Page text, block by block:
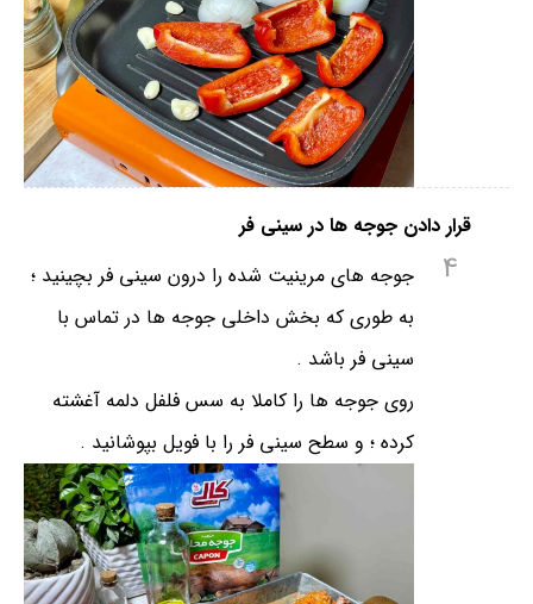
قرار دادن جوجه ها در سینی فر
4
جوجه های مرینیت شده را درون سینی فر بچینید ؛
به طوری که بخش داخلی جوجه ها در تماس با
سینی فر باشد .
روی جوجه ها را کاملا به سس فلفل دلمه آغشته
کرده ؛ و سطح سینی فر را با فویل بپوشانید .